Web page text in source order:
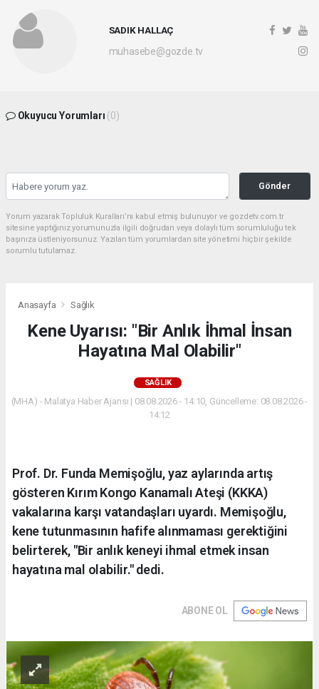
SADIK HALLAÇ
muhasebe@gozde.tv
Okuyucu Yorumları (0)
Gönder
Yorum yazarak Topluluk Kuralları’nı kabul etmiş bulunuyor ve gozdetv.com.tr
sitesine yaptığınız yorumunuzla ilgili doğrudan veya dolaylı tüm sorumluluğu tek
başınıza üstleniyorsunuz. Yazılan tüm yorumlardan site yönetimi hiçbir şekilde
sorumlu tutulamaz.
Anasayfa Sağlık
Kene Uyarısı: "Bir Anlık İhmal İnsan
Hayatına Mal Olabilir"
SAĞLIK
(MHA) - Malatya Haber Ajansı | 08.08.2026 - 14:10, Güncelleme: 08.08.2026 -
14:12
Prof. Dr. Funda Memişoğlu, yaz aylarında artış
gösteren Kırım Kongo Kanamalı Ateşi (KKKA)
vakalarına karşı vatandaşları uyardı. Memişoğlu,
kene tutunmasının hafife alınmaması gerektiğini
belirterek, "Bir anlık keneyi ihmal etmek insan
hayatına mal olabilir." dedi.
ABONE OL